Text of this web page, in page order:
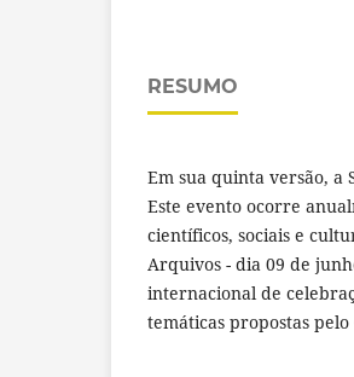
RESUMO
Em sua quinta versão, a
Este evento ocorre
científicos, sociais e
Arquivos - dia 09 de
internacional de
temáticas propostas